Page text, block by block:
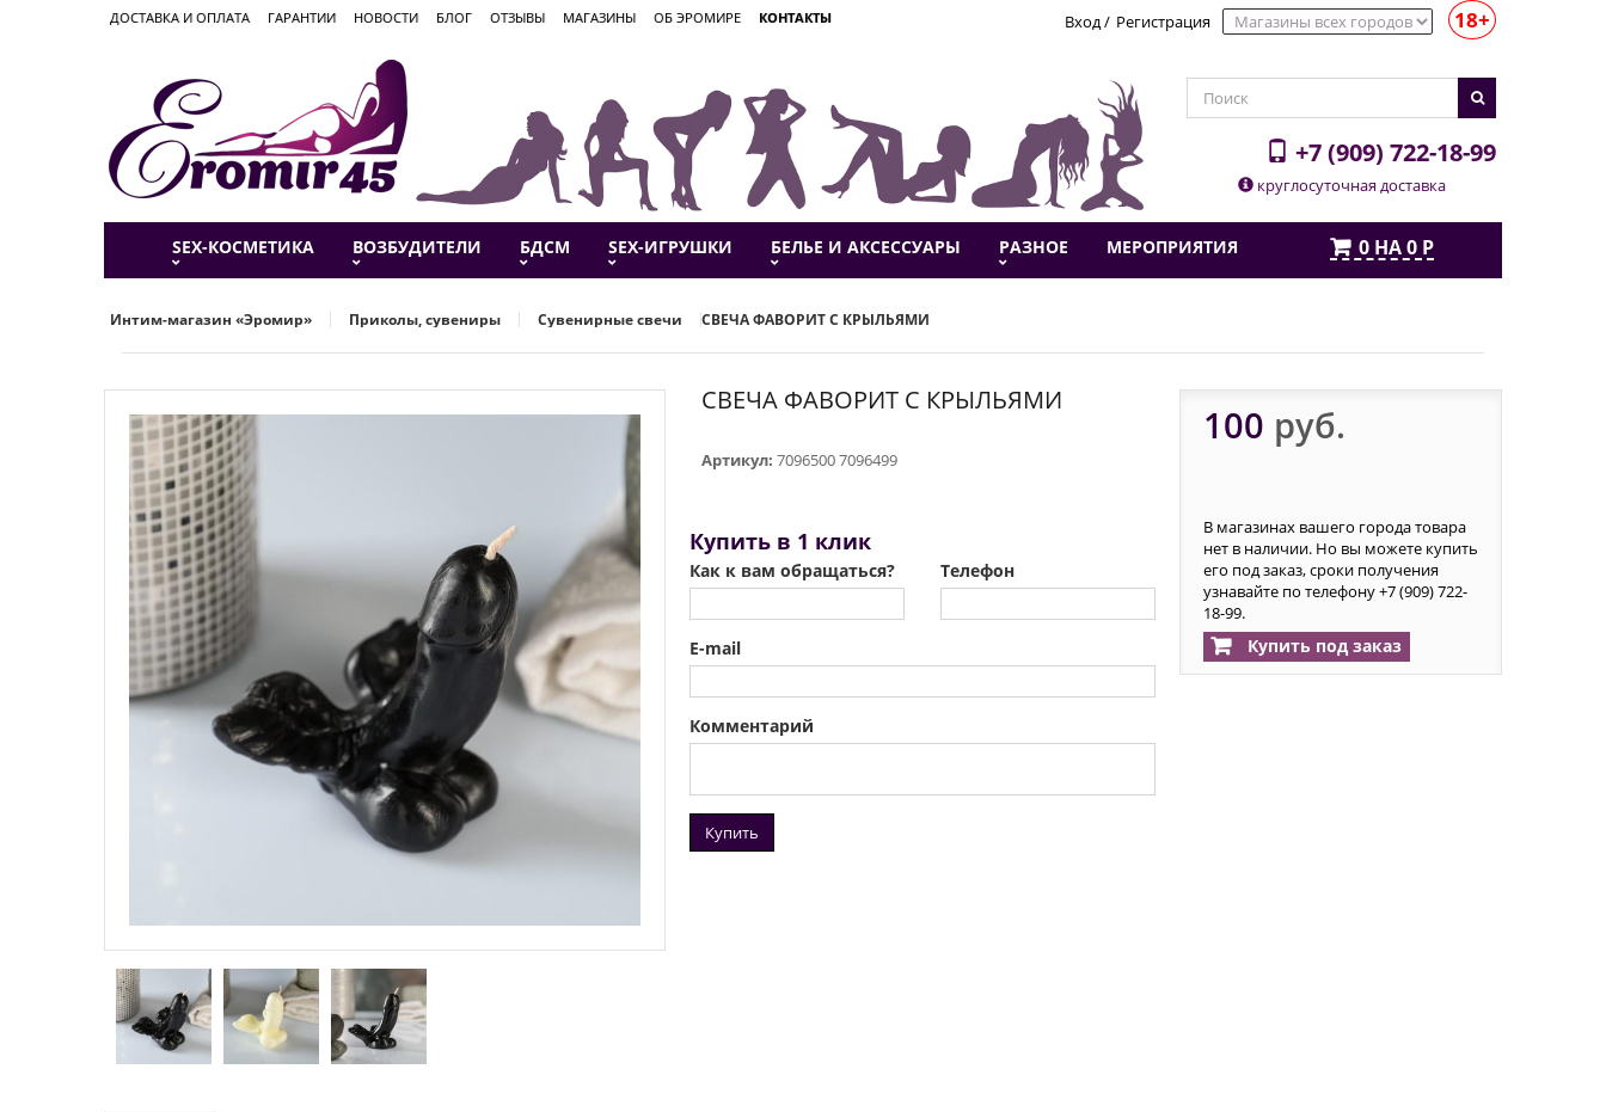
ДОСТАВКА И ОПЛАТА ГАРАНТИИ НОВОСТИ БЛОГ ОТЗЫВЫ МАГАЗИНЫ ОБ ЭРОМИРЕ КОНТАКТЫ Вход/ Регистрация 18+
+7 (909) 722-18-99
круглосуточная доставка
SEX-КОСМЕТИКА ВОЗБУДИТЕЛИ БДСМ SEX-ИГРУШКИ БЕЛЬЕ И АКСЕССУАРЫ РАЗНОЕ МЕРОПРИЯТИЯ 0 НА0 Р
Интим-магазин «Эромир» Приколы, сувениры Сувенирные свечи СВЕЧА ФАВОРИТ С КРЫЛЬЯМИ
СВЕЧА ФАВОРИТ С КРЫЛЬЯМИ
Артикул: 7096500 7096499
Купить в 1 клик
Как к вам обращаться? Телефон
E-mail
Комментарий
Купить
100 руб.
В магазинах вашего города товара
нет в наличии. Но вы можете купить
его под заказ, сроки получения
узнавайте по телефону +7 (909) 722-
18-99.
Купить под заказ